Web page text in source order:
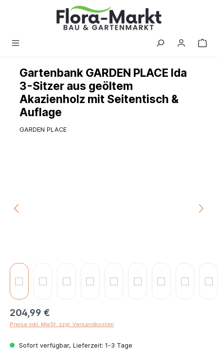
Gartenbank GARDEN PLACE Ida
3-Sitzer aus geöltem
Akazienholz mit Seitentisch &
Auflage
GARDEN PLACE
204,99 €
Preise inkl. MwSt. zzgl. Versandkosten
Sofort verfügbar, Lieferzeit: 1-3 Tage